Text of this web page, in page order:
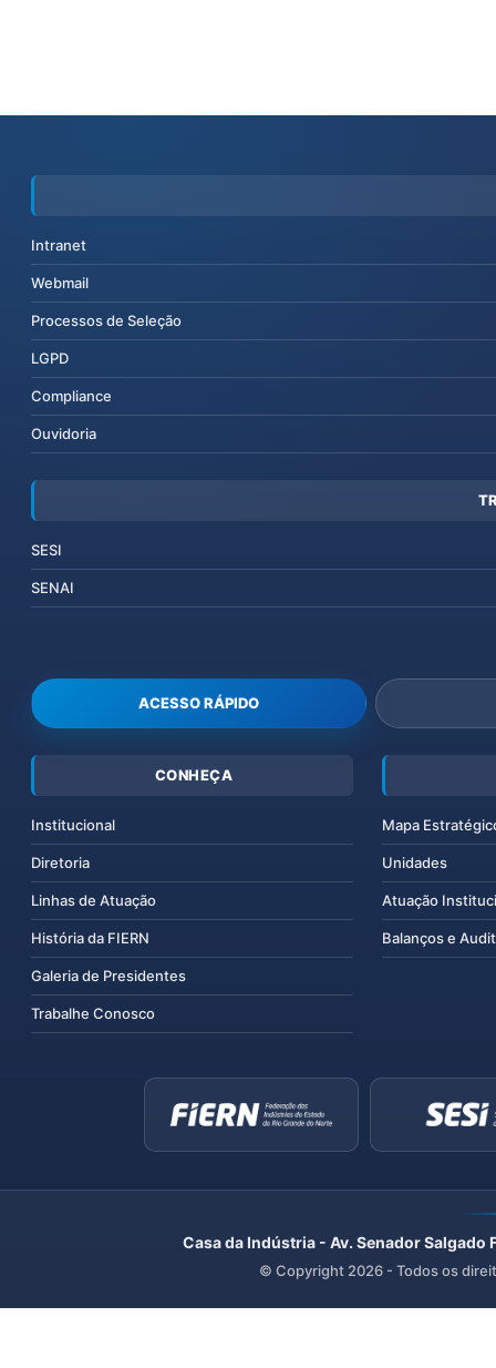
Intranet
Webmail
Processos de Seleção
LGPD
Compliance
Ouvidoria
SESI
SENAI
ACESSO RÁPIDO
CONHEÇA
Institucional
Diretoria
Linhas de Atuação
História da FIERN
Galeria de Presidentes
Trabalhe Conosco
Mapa
Unidades
Atuação
Balanços e
Casa da Indústria - Av. Senador
© Copyright 2026 - Todos os